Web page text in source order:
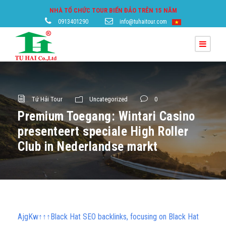
NHÀ TỔ CHỨC TOUR BIỂN ĐẢO TRÊN 15 NĂM
0913401290 info@tuhaitour.com
Tứ Hải Tour Uncategorized 0
Premium Toegang: Wintari Casino
presenteert speciale High Roller
Club in Nederlandse markt
AjgKw↑↑↑Black Hat SEO backlinks, focusing on Black Hat